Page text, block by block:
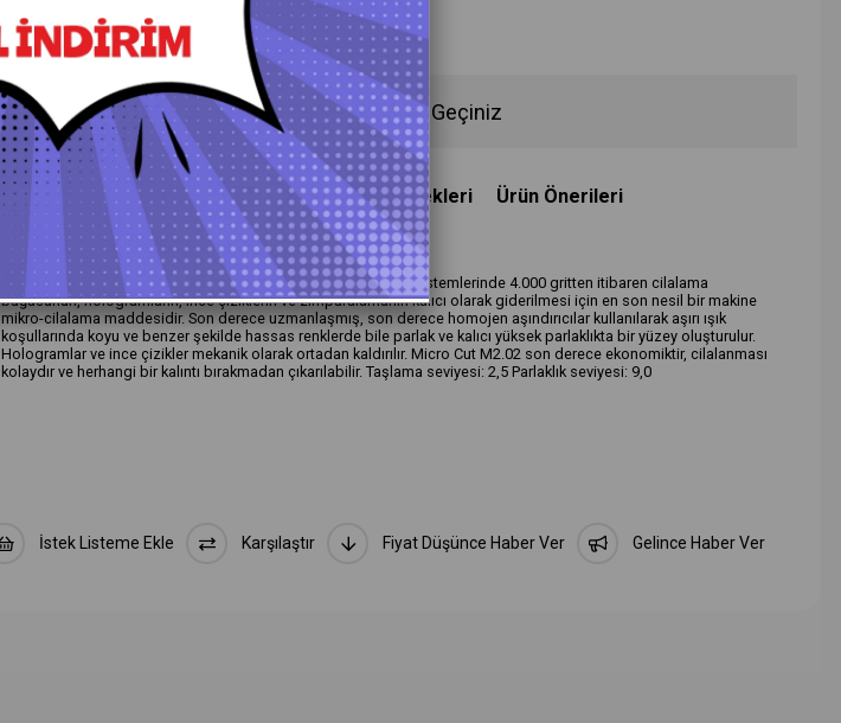
Daha Fazla Hare Gidericiler
Lütfen İletişime Geçiniz
Ürün Özellikleri Yorumlar(0) Ödeme Seçenekleri Ürün Önerileri
Koch Chemie M2.02 Hare Giderici Cila 1 Lt
Micro Cut M2.02, tüm (çizilmeye dayanıklı olanlar dahil) boya sistemlerinde 4.000 gritten itibaren cilalama
buğusunun, hologramların, ince çiziklerin ve zımparalamanın kalıcı olarak giderilmesi için en son nesil bir makine
mikro-cilalama maddesidir. Son derece uzmanlaşmış, son derece homojen aşındırıcılar kullanılarak aşırı ışık
koşullarında koyu ve benzer şekilde hassas renklerde bile parlak ve kalıcı yüksek parlaklıkta bir yüzey oluşturulur.
Hologramlar ve ince çizikler mekanik olarak ortadan kaldırılır. Micro Cut M2.02 son derece ekonomiktir, cilalanması
kolaydır ve herhangi bir kalıntı bırakmadan çıkarılabilir. Taşlama seviyesi: 2,5 Parlaklık seviyesi: 9,0
İstek Listeme Ekle Karşılaştır Fiyat Düşünce Haber Ver Gelince Haber Ver